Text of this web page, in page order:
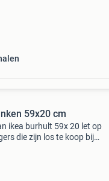
59x20 cm
ikea burhult 59x 20 let op
die zijn los te koop bij